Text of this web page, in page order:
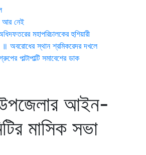
আর নেই
মহাপরিচালকের হুশিয়ারী
॥ অবরোধের স্থান শ্রমিকরেদর দখলে
পাল্টাপাল্টি সমাবেশের ডাক
আইন-
মাসিক সভা